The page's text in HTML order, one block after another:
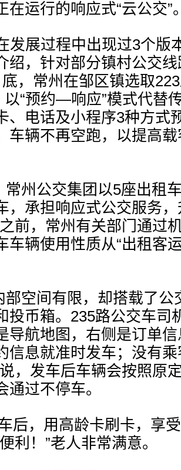
在运行的响应式“云公交”
在发展过程中出现过3个版
绍，针对部分镇村公交
，常州在邹区镇选取
以“预约—响应”模式代替
、电话及小程序3种方式
车辆不再空跑，以提高
常州公交集团以5座出租
，承担响应式公交服务，
前，常州有关部门通过
车辆使用性质从“出租客
部空间有限，却搭载了公
币箱。235路公交车司
导航地图，右侧是订单信
信息就准时发车；没有
，发车后车辆会按照原
通过不停车。
后，用高龄卡刷卡，享
利！”老人非常满意。